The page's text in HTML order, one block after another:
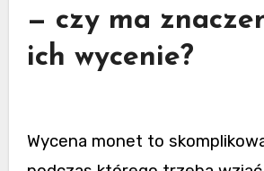
— czy ma
ich wycenie?
Wycena monet to skomplikowane zadanie,